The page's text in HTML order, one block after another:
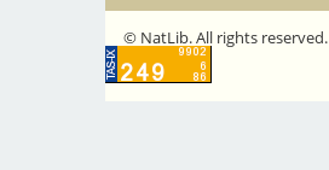
© NatLib. All rights reserved.